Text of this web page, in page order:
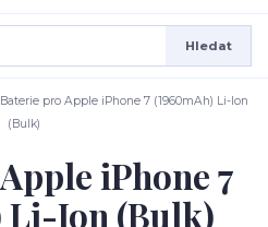
Hledat
Baterie pro Apple iPhone 7 (1960mAh) Li-Ion
(Bulk)
iPhone 7
Li-Ion (Bulk)